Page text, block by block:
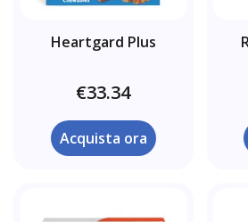
Heartgard Plus
€33.34
Acquista ora